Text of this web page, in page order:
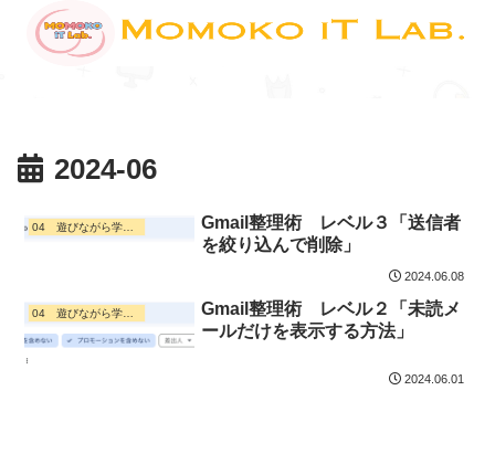
2024-06
04 遊びながら学ぶ・ デジタル活用
Gmail整理術 レベル３「送信者
を絞り込んで削除」
2024.06.08
04 遊びながら学ぶ・ デジタル活用
Gmail整理術 レベル２「未読メ
ールだけを表示する方法」
2024.06.01